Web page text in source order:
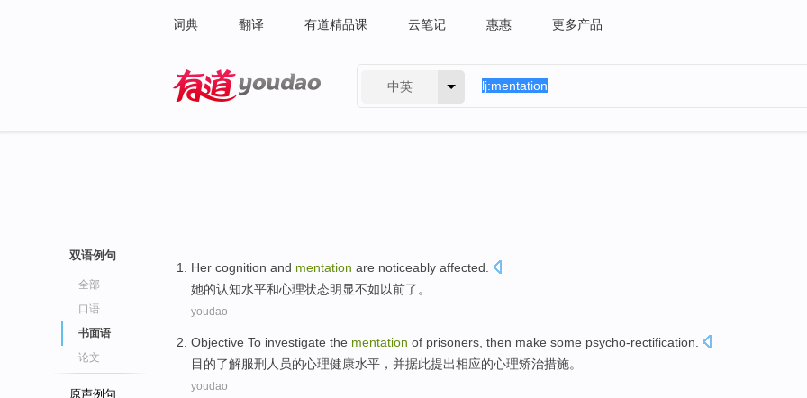
词典 翻译 有道精品课 云笔记 惠惠 更多产品
中英
双语例句
全部
口语
书面语
论文
原声例句
Her cognition and mentation are noticeably affected.
她的认知水平和心理状态明显不如以前了。
youdao
Objective To investigate the mentation of prisoners, then make some psycho-rectification.
目的了解服刑 人员的心理健康水平， 并据此提出相应的心理矫治措施。
youdao